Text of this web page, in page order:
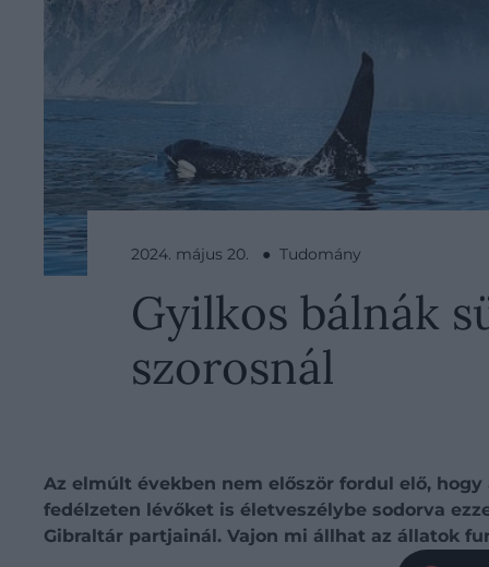
2024. május 20. ● Tudomány
Gyilkos bálnák
szorosnál
Az elmúlt években nem először fordul elő,
fedélzeten lévőket is életveszélybe sodorva
Gibraltár partjainál. Vajon mi állhat az állatok